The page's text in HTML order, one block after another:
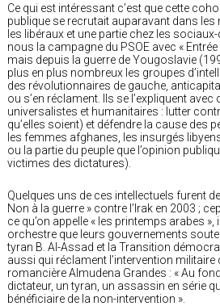
Ce qui est intéressant c’est que cette
publique se recrutait auparavant dans
les libéraux et une partie chez les
nous la campagne du PSOE avec « Entrée
mais depuis la guerre de Yougoslavie
plus en plus nombreux les groupes
des révolutionnaires de gauche,
ou s’en réclament. Ils se l’expliquent
universalistes et humanitaires : lutter
qu’elles soient) et défendre la cause des
les femmes afghanes, les insurgés
ou la partie du peuple que l’opinion
victimes des dictatures).
Quelques uns de ces intellectuels furent
Non à la guerre » contre l’Irak en 2003 ;
ce qu’on appelle « les printemps arabes
orchestre que leurs gouvernements
tyran B. Al-Assad et la Transition
aussi qui réclament l’intervention militaire
romancière Almudena Grandes : « Au
dictateur, un tyran, un assassin en série
bénéficiaire de la non-intervention ».